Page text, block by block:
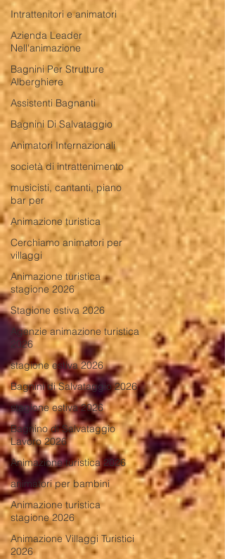
Intrattenitori e animatori
Azienda Leader
Nell'animazione
Bagnini Per Strutture
Alberghiere
Assistenti Bagnanti
Bagnini Di Salvataggio
Animatori Internazionali
società di intrattenimento
musicisti, cantanti, piano
bar per
Animazione turistica
Cerchiamo animatori per
villaggi
Animazione turistica
stagione 2026
Stagione estiva 2026
Agenzie animazione turistica
2026
stagione estiva 2026
Bagnini di Salvataggio 2026
stagione estiva 2026
Bagnino di Salvataggio
Lavoro 2026
Animazione turistica 2026
animatori per bambini
Animazione turistica
stagione 2026
Animazione Villaggi Turistici
2026